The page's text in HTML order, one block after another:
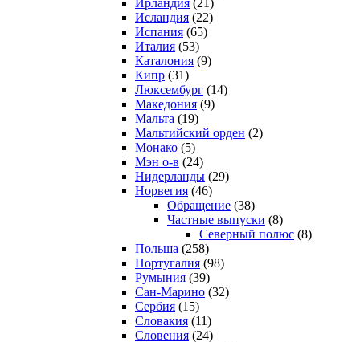
Исландия (22)
Испания (65)
Италия (53)
Каталония (9)
Кипр (31)
Люксембург (14)
Македония (9)
Мальта (19)
Мальтийский орден (2)
Монако (5)
Мэн о-в (24)
Нидерланды (29)
Норвегия (46)
Обращение (38)
Частные выпуски (8)
Северный полюс (8)
Польша (258)
Португалия (98)
Румыния (39)
Сан-Марино (32)
Сербия (15)
Словакия (11)
Словения (24)